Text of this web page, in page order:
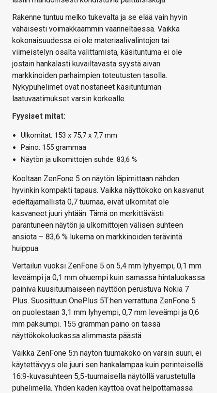
Rakenne tuntuu melko tukevalta ja se elää vain hyvin
vähäisesti voimakkaammin väänneltäessä. Vaikka
kokonaisuudessa ei ole materiaalivalintojen tai
viimeistelyn osalta valittamista, käsituntuma ei ole
jostain hankalasti kuvailtavasta syystä aivan
markkinoiden parhaimpien toteutusten tasolla.
Nykypuhelimet ovat nostaneet käsituntuman
laatuvaatimukset varsin korkealle.
Fyysiset mitat:
Ulkomitat: 153 x 75,7 x 7,7 mm
Paino: 155 grammaa
Näytön ja ulkomittojen suhde: 83,6 %
Kooltaan ZenFone 5 on näytön läpimittaan nähden
hyvinkin kompakti tapaus. Vaikka näyttökoko on kasvanut
edeltäjämallista 0,7 tuumaa, eivät ulkomitat ole
kasvaneet juuri yhtään. Tämä on merkittävästi
parantuneen näytön ja ulkomittojen välisen suhteen
ansiota – 83,6 % lukema on markkinoiden terävintä
huippua.
Vertailun vuoksi ZenFone 5 on 5,4 mm lyhyempi, 0,1 mm
leveämpi ja 0,1 mm ohuempi kuin samassa hintaluokassa
painiva kuusituumaiseen näyttöön perustuva Nokia 7
Plus. Suosittuun OnePlus 5T:hen verrattuna ZenFone 5
on puolestaan 3,1 mm lyhyempi, 0,7 mm leveämpi ja 0,6
mm paksumpi. 155 gramman paino on tässä
näyttökokoluokassa alimmasta päästä.
Vaikka ZenFone 5:n näytön tuumakoko on varsin suuri, ei
käytettävyys ole juuri sen hankalampaa kuin perinteisellä
16:9-kuvasuhteen 5,5-tuumaisella näytöllä varustetulla
puhelimella. Yhden käden käyttöä ovat helpottamassa